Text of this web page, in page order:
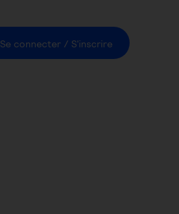
Se connecter / S'inscrire